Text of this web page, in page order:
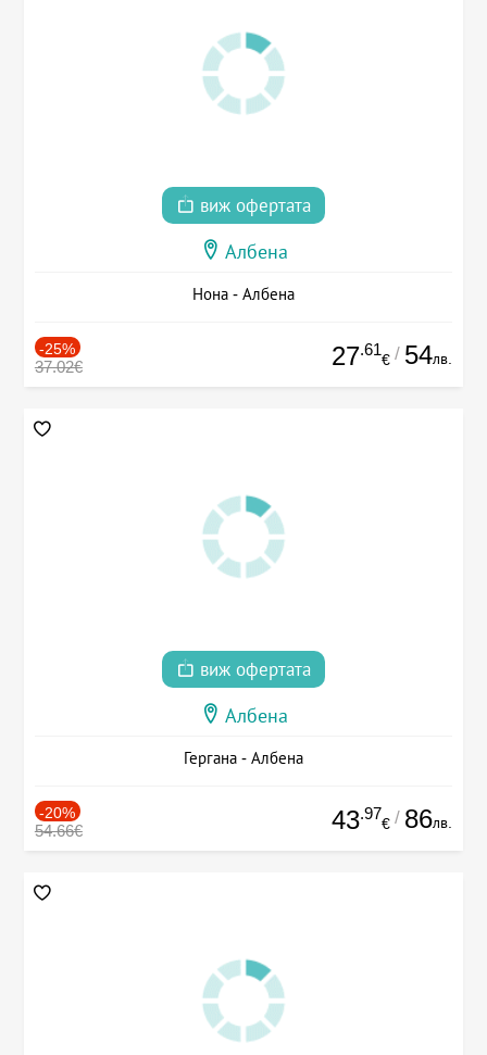
виж офертата
Албена
Нона - Албена
-25%
37.02€ 27.61
€ / 54лв.
виж офертата
Албена
Гергана - Албена
-20%
54.66€ 43.97
€ / 86лв.